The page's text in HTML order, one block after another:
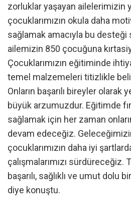
zorluklar yaşayan ailelerimizin
çocuklarımızın okula daha
sağlamak amacıyla bu desteği
ailemizin 850 çocuğuna
Çocuklarımızın eğitiminde
temel malzemeleri titizlikle
Onların başarılı bireyler
büyük arzumuzdur. Eğitimde
sağlamak için her zaman
devam edeceğiz.
çocuklarımızın daha iyi
çalışmalarımızı
başarılı, sağlıklı ve umut dolu
diye konuştu.